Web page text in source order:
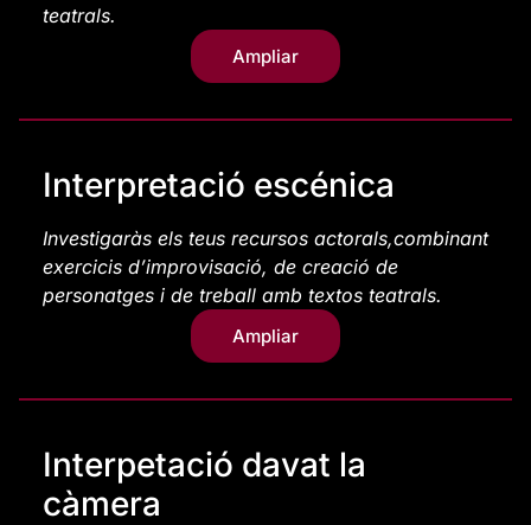
teatrals.
Ampliar
Interpretació escénica
Investigaràs els teus recursos actorals,combinant
exercicis d’improvisació, de creació de
personatges i de treball amb textos teatrals.
Ampliar
Interpetació davat la
càmera